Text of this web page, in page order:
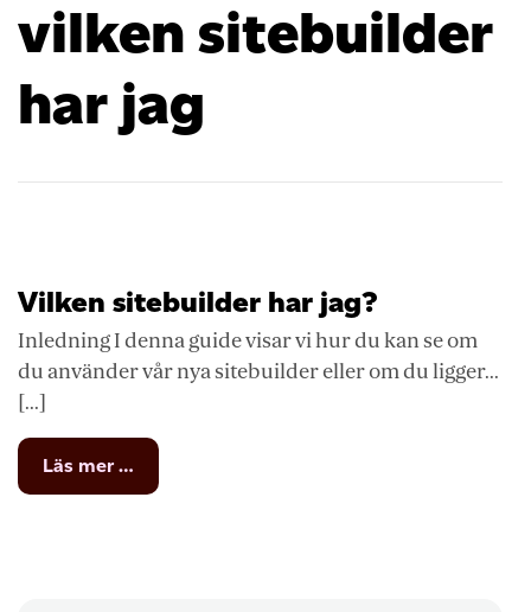
vilken sitebuilder
har jag
Vilken sitebuilder har jag?
Inledning I denna guide visar vi hur du kan se om
du använder vår nya sitebuilder eller om du ligger...
[...]
Läs mer …
Vilken